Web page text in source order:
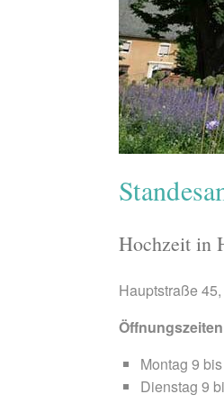
Hochzeit in
Hauptstraße
Öffnungszeiten
Montag 9
Dienstag 9